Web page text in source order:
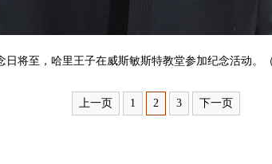
将至，哈里王子在威斯敏斯特教堂参加纪念活动。（
上一页 1 2 3 下一页